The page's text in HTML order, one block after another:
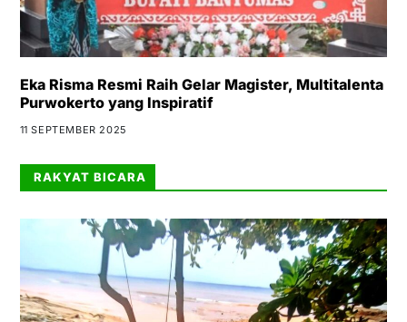
Eka Risma Resmi Raih Gelar Magister, Multitalenta
Purwokerto yang Inspiratif
11 SEPTEMBER 2025
RAKYAT BICARA